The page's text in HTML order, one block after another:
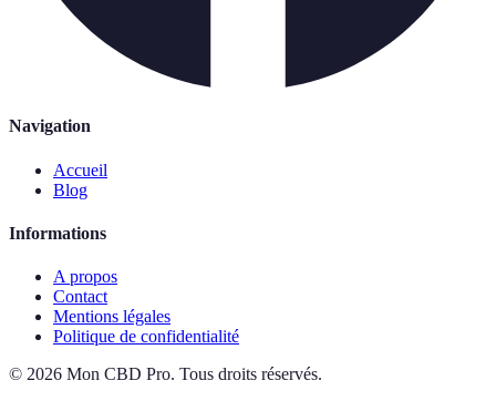
Navigation
Accueil
Blog
Informations
A propos
Contact
Mentions légales
Politique de confidentialité
© 2026 Mon CBD Pro. Tous droits réservés.